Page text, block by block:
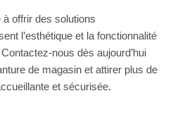
offrir des solutions
l’esthétique et la fonctionnalité
nous dès aujourd’hui
de magasin et attirer plus de
et sécurisée.